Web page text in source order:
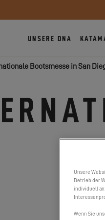
UNSERE DNA
Bootsmesse in San
Unsere
Betrieb der
individuell
Wenn Sie